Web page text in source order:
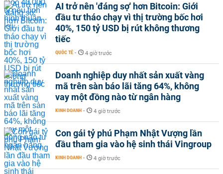
AI trở nên 'đáng sợ' hơn Bitcoin: Giới
đầu tư tháo chạy vì thị trường bốc hơi
40%, 150 tỷ USD bị rút không thương
tiếc
QUỐC TẾ - 4 giờ trước
Doanh nghiệp duy nhất sản xuất vàng
mã trên sàn báo lãi tăng 64%, không
vay một đồng nào từ ngân hàng
KINH DOANH - 4 giờ trước
Con gái tỷ phú Phạm Nhật Vượng lần
đầu tham gia vào hệ sinh thái Vingroup
KINH DOANH - 4 giờ trước